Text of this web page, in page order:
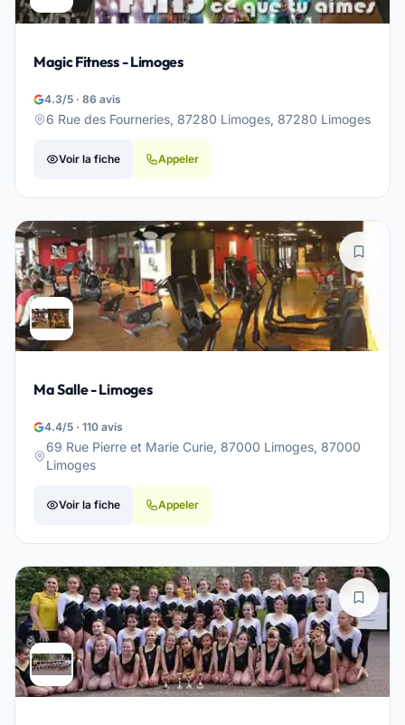
Magic Fitness - Limoges
4.3/5 · 86 avis
6 Rue des Fourneries, 87280 Limoges, 87280 Limoges
Voir la fiche Appeler
Ma Salle - Limoges
4.4/5 · 110 avis
69 Rue Pierre et Marie Curie, 87000 Limoges, 87000
Limoges
Voir la fiche Appeler